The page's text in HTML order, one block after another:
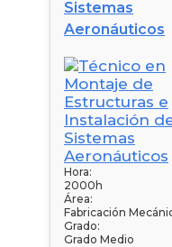
Sistemas
Aeronáuticos
Hora:
2000h
Área:
Fabricación
Grado:
Grado Medio